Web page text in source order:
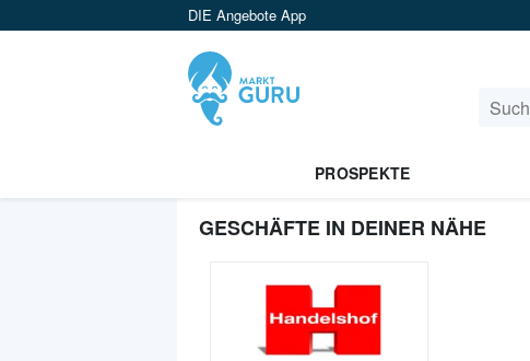
DIE Angebote App
PROSPEKTE
GESCHÄFTE IN DEINER NÄHE